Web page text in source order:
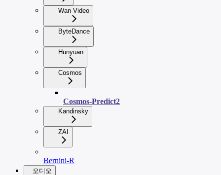
Wan Video
ByteDance
Hunyuan
Cosmos
Cosmos-Predict2
Kandinsky
ZAI
Bernini-R
오디오